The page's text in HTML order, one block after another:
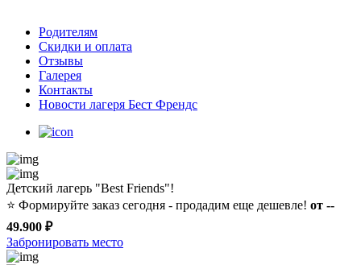
Родителям
Скидки и оплата
Отзывы
Галерея
Контакты
Новости лагеря Бест Френдс
Детский лагерь "Best Friends"!
⭐️ Формируйте заказ сегодня - продадим еще дешевле! от --
49.900 ₽
Забронировать место